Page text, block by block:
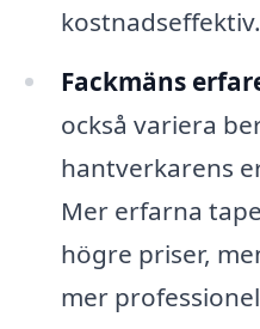
kostnadseffektiv.
Fackmäns
också variera
hantverkarens
Mer erfarna
högre priser,
mer